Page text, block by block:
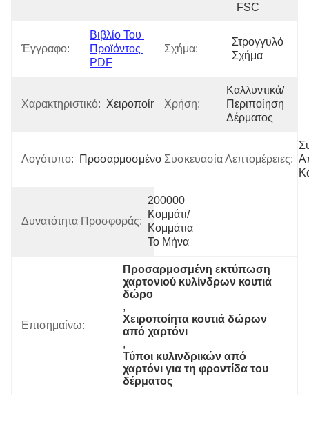
FSC
Έγγραφο:
Βιβλίο Του
Προϊόντος
PDF
Σχήμα:
Στρογγυλό
Σχήμα
Χαρακτηριστικό: ΧειροποίητοςΧρήση:
Καλλυντικά/
Περιποίηση
Δέρματος
Λογότυπο: Προσαρμοσμένο Συσκευασία Λεπτομέρειες:
Δυνατότητα Προσφοράς:
200000
Κομμάτι/
Κομμάτια
Το Μήνα
Επισημαίνω:
Προσαρμοσμένη εκτύπωση
χαρτονιού κυλίνδρων κουτιά
δώρο
,
Χειροποίητα κουτιά δώρων
από χαρτόνι
,
Τύποι κυλινδρικών από
χαρτόνι για τη φροντίδα του
δέρματος